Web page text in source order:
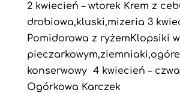
2 kwiecień – wtorek Krem z
drobiowa,kluski,mizeria 3
Pomidorowa z ryżemKlopsiki
konserwowy 4 kwiecień –
Ogórkowa Karczek